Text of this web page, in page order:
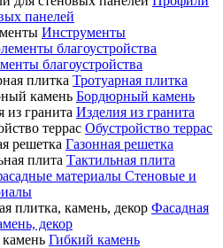
панелей
Инструменты
благоустройства
Тротуарная плитка
Бордюрный камень
Изделия из гранита
Обустройство террас
Газонная решетка
Тактильная плита
Стеновые и
Фасадная
декор
Гибкий камень